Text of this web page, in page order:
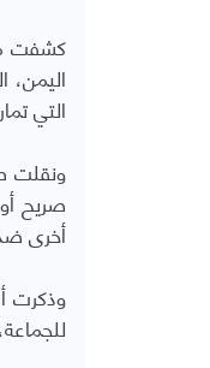
كشفت
التي
ونقلت
صريح
أخرى
وذكرت